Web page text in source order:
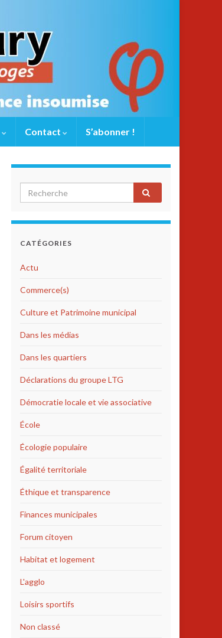
Contact S’abonner !
CATÉGORIES
Actu
Commerce(s)
Culture et Patrimoine municipal
Dans les médias
Dans les quartiers
Déclarations du groupe LTG
Démocratie locale et vie associative
École
Écologie populaire
Égalité territoriale
Éthique et transparence
Finances municipales
Forum citoyen
Habitat et logement
L'agglo
Loisirs sportifs
Non classé